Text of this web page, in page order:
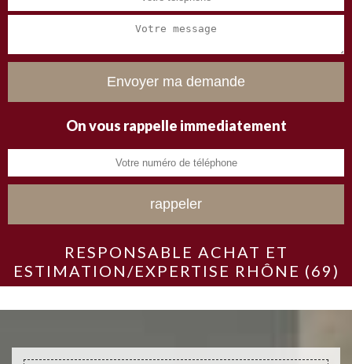
On vous rappelle immediatement
RESPONSABLE ACHAT ET
ESTIMATION/EXPERTISE RHÔNE (69)